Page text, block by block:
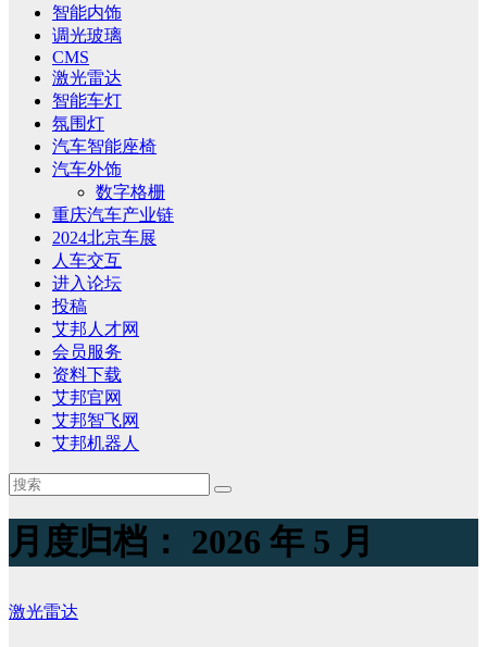
智能内饰
调光玻璃
CMS
激光雷达
智能车灯
氛围灯
汽车智能座椅
汽车外饰
数字格栅
重庆汽车产业链
2024北京车展
人车交互
进入论坛
投稿
艾邦人才网
会员服务
资料下载
艾邦官网
艾邦智飞网
艾邦机器人
月度归档： 2026 年 5 月
激光雷达